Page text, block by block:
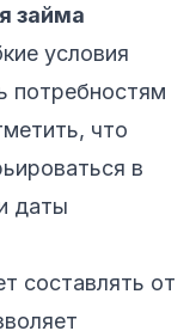
займа
условия
потребностям
что
в
даты
составлять от